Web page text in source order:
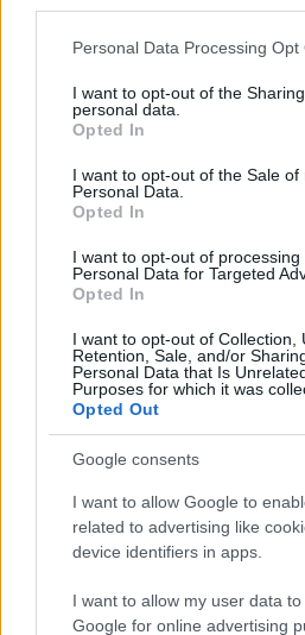
Please note that this website/app
not limited to your visit or usage
grant or deny consent to Google
use your data for below specified
consent section.
Personal Data Processing Opt
I want to opt-out of the
personal data.
Opted In
I want to opt-out of the Sale of
Personal Data.
Opted In
I want to opt-out of processing
Personal Data for Targeted
Opted In
I want to opt-out of Collection,
Retention, Sale, and/or
Personal Data that Is
Purposes for which it was
Opted Out
Google consents
I want to allow Google to
related to advertising like
device identifiers in apps.
I want to allow my user data
Google for online advertising
Kövess minket, és
Facebookon is!
FÓKUSZ #VIDEÓ #
UTAZÁS
OLASZORSZÁG # ÚJ-ZÉLAND
Népszerű